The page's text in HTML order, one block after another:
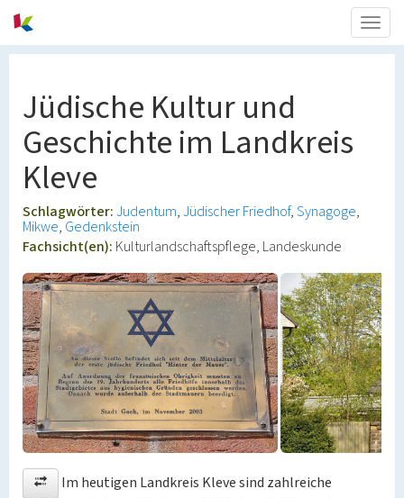
Jüdische Kultur und
Geschichte im Landkreis
Kleve
Schlagwörter:Judentum Jüdischer Friedhof Synagoge
Mikwe Gedenkstein
Fachsicht(en): Kulturlandschaftspflege, Landeskunde
Im heutigen Landkreis Kleve sind zahlreiche